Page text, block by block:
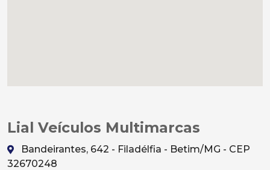
Lial Veículos Multimarcas
Bandeirantes, 642 - Filadélfia - Betim/MG - CEP
32670248